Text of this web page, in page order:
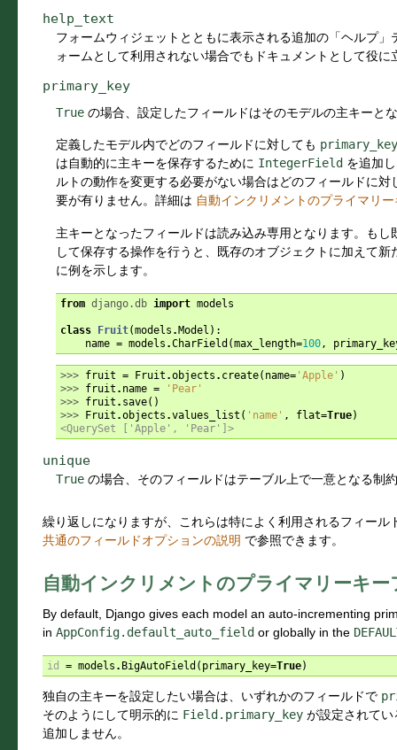
help_text
フォームウィジェットとともに表示される追加の「ヘルプ
ォームとして利用されない場合でもドキュメントとして役に
primary_key
True の場合、設定したフィールドはそのモデルの主キーと
定義したモデル内でどのフィールドに対しても
は自動的に主キーを保存するために IntegerField を追加
ルトの動作を変更する必要がない場合はどのフィールドに対
要が有りません。詳細は 自動インクリメントのプライマリ
主キーとなったフィールドは読み込み専用となります。も
して保存する操作を行うと、既存のオブジェクトに加えて
に例を示します。
from django.db import models
class Fruit(models .Model ):
name = models .CharField (max_length=100,
>>> fruit = Fruit .objects . create( name='Apple' )
>>> fruit . name =
'Pear'
>>> fruit . save()
>>> Fruit .objects .values_list ( 'name' , flat=True)
<QuerySet ['Apple', 'Pear']>
unique
True の場合、そのフィールドはテーブル上で一意となる制
繰り返しになりますが、これらは特によく利用されるフィー
共通のフィールドオプションの説明 で参照できます。
自動インクリメントのプライマリーキー
By default, Django gives each model an auto-incrementing
in AppConfig.default_auto_field or globally in the
id = models . BigAutoField ( primary_key=True)
独自の主キーを設定したい場合は、いずれかのフィールドで
そのようにして明示的に Field.primary_key が設定されて
追加しません。